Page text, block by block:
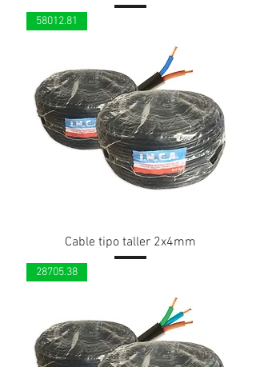
58012.81
Cable tipo taller 2x4mm
28705.38